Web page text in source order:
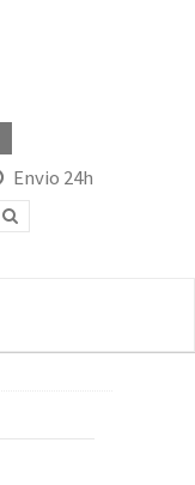
Envio 24h